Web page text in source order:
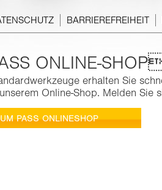
BARRIEREFREIHEIT
ONLINE-
erhalten Sie
Online-Shop. Melden Sie
PASS ONLINESHOP